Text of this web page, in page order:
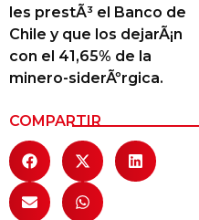
Canal Digital
Columnas de Opinión
Calendario de Eventos
Revistas Digital
Siguenos
les prestÃ³ el Banco de
Chile y que los dejarÃ¡n
con el 41,65% de la
minero-siderÃºrgica.
COMPARTIR